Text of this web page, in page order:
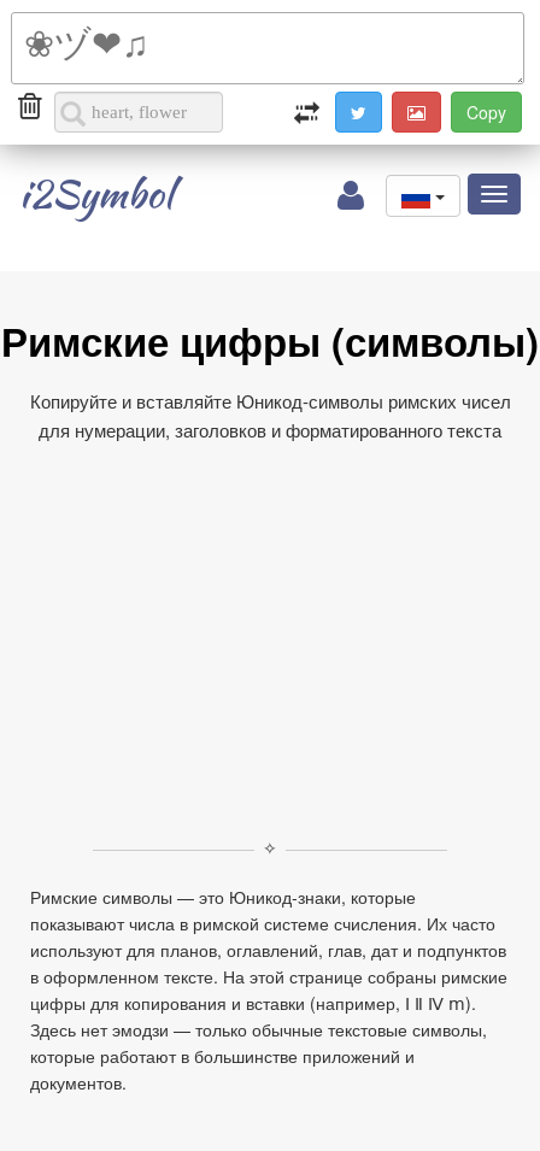
i2Symbol
Римские цифры (символы)
Копируйте и вставляйте Юникод‑символы римских чисел
для нумерации, заголовков и форматированного текста
✧
Римские символы — это Юникод‑знаки, которые
показывают числа в римской системе счисления. Их часто
используют для планов, оглавлений, глав, дат и подпунктов
в оформленном тексте. На этой странице собраны римские
цифры для копирования и вставки (например, Ⅰ Ⅱ Ⅳ ⅿ).
Здесь нет эмодзи — только обычные текстовые символы,
которые работают в большинстве приложений и
документов.